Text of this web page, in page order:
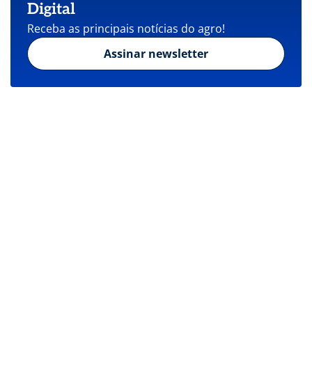
Digital
Receba as principais notícias do agro!
Assinar newsletter